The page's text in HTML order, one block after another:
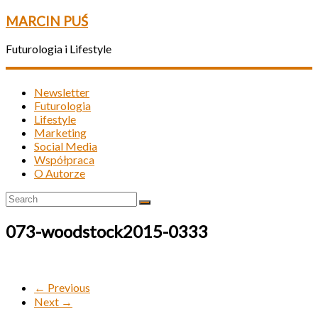
MARCIN PUŚ
Futurologia i Lifestyle
Newsletter
Futurologia
Lifestyle
Marketing
Social Media
Współpraca
O Autorze
073-woodstock2015-0333
← Previous
Next →